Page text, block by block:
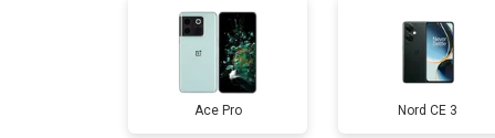
Замена задней крышки
Замена аккумулятора
Ace Pro Nord CE 3